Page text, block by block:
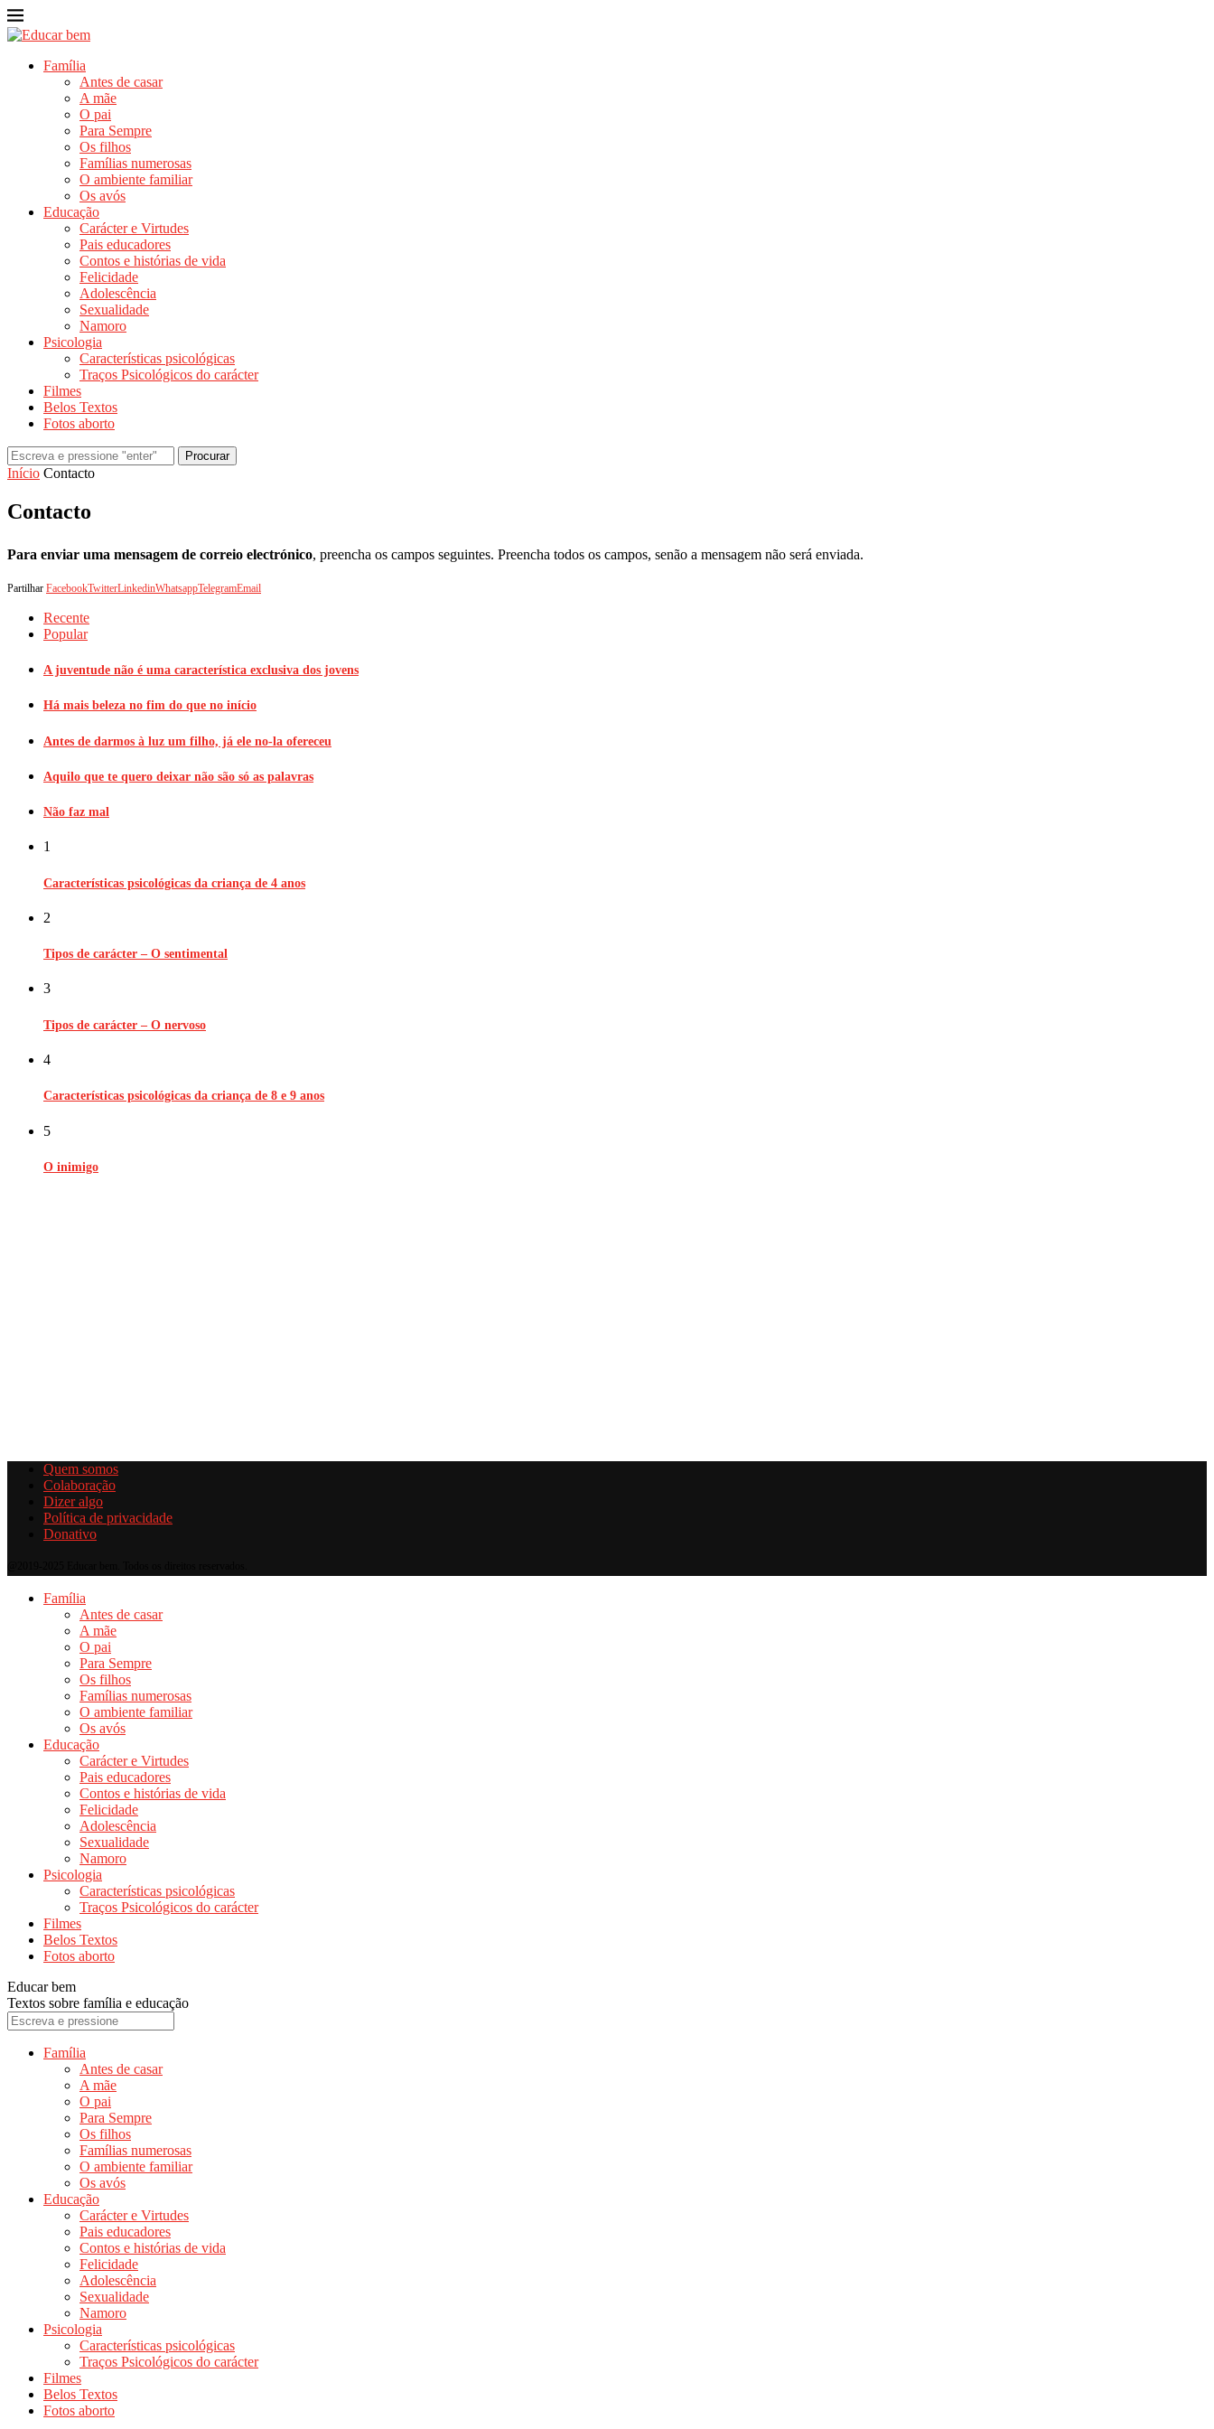
Família
Antes de casar
A mãe
O pai
Para Sempre
Os filhos
Famílias numerosas
O ambiente familiar
Os avós
Educação
Carácter e Virtudes
Pais educadores
Contos e histórias de vida
Felicidade
Adolescência
Sexualidade
Namoro
Psicologia
Características psicológicas
Traços Psicológicos do carácter
Filmes
Belos Textos
Fotos aborto
Procurar
Início Contacto
Contacto
Para enviar uma mensagem de correio electrónico, preencha os campos seguintes. Preencha todos os campos, senão a mensagem não será enviada.
Partilhar FacebookTwitterLinkedinWhatsappTelegramEmail
Recente
Popular
A juventude não é uma característica exclusiva dos jovens
Há mais beleza no fim do que no início
Antes de darmos à luz um filho, já ele no-la ofereceu
Aquilo que te quero deixar não são só as palavras
Não faz mal
1
Características psicológicas da criança de 4 anos
2
Tipos de carácter – O sentimental
3
Tipos de carácter – O nervoso
4
Características psicológicas da criança de 8 e 9 anos
5
O inimigo
Quem somos
Colaboração
Dizer algo
Política de privacidade
Donativo
Família
Antes de casar
A mãe
O pai
Para Sempre
Os filhos
Famílias numerosas
O ambiente familiar
Os avós
Educação
Carácter e Virtudes
Pais educadores
Contos e histórias de vida
Felicidade
Adolescência
Sexualidade
Namoro
Psicologia
Características psicológicas
Traços Psicológicos do carácter
Filmes
Belos Textos
Fotos aborto
Educar bem
Textos sobre família e educação
Família
Antes de casar
A mãe
O pai
Para Sempre
Os filhos
Famílias numerosas
O ambiente familiar
Os avós
Educação
Carácter e Virtudes
Pais educadores
Contos e histórias de vida
Felicidade
Adolescência
Sexualidade
Namoro
Psicologia
Características psicológicas
Traços Psicológicos do carácter
Filmes
Belos Textos
Fotos aborto